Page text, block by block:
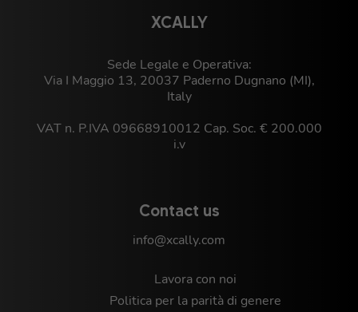
XCALLY
Sede Legale e Operativa:
Via I Maggio 13, 20037 Paderno Dugnano (MI),
Italy
VAT n. P.IVA 09668910012 Cap. Soc. € 200.000
i.v
Contact us
info@xcally.com
Lavora con noi
Politica per la parità di genere